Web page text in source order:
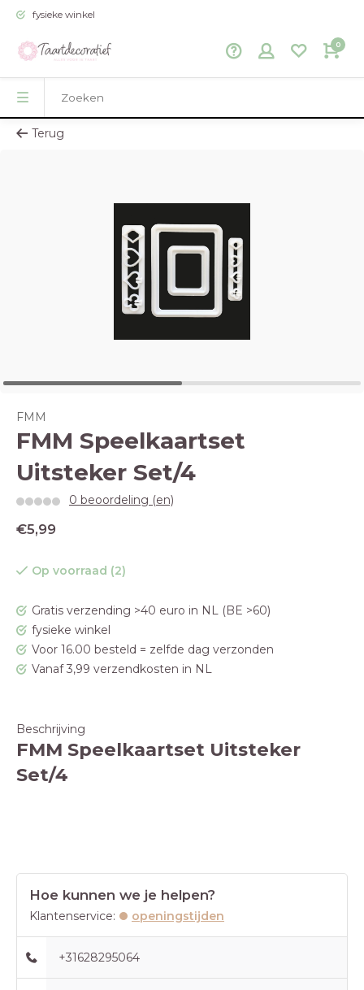
fysieke winkel
0
Terug
FMM
FMM Speelkaartset
Uitsteker Set/4
0 beoordeling (en)
€5,99
Op voorraad (2)
Gratis verzending >40 euro in NL (BE >60)
fysieke winkel
Voor 16.00 besteld = zelfde dag verzonden
Vanaf 3,99 verzendkosten in NL
Beschrijving
FMM Speelkaartset Uitsteker
Set/4
Hoe kunnen we je helpen?
Klantenservice: openingstijden
+31628295064